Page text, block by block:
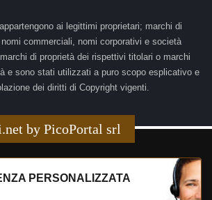
ai legittimi proprietari; marchi di
commerciali, nomi corporativi e società
di proprietà dei rispettivi titolari o marchi
e sono stati utilizzati a puro scopo esplicativo e
dei diritti di Copyright vigenti.
by PicoPortal srl
PERSONALIZZATA